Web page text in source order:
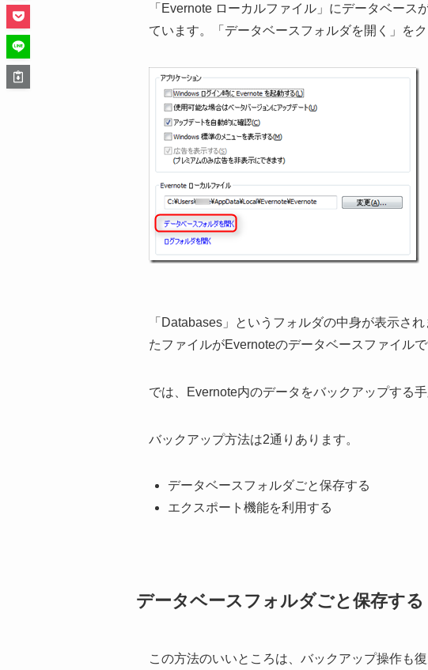
「Evernote ローカルファイル」にデータベー
ています。「データベースフォルダを開く」をク
「Databases」というフォルダの中身が表示さ
たファイルがEvernoteのデータベースファイルで
では、Evernote内のデータをバックアップする手
バックアップ方法は2通りあります。
データベースフォルダごと保存する
エクスポート機能を利用する
データベースフォルダごと保存する
この方法のいいところは、バックアップ操作も